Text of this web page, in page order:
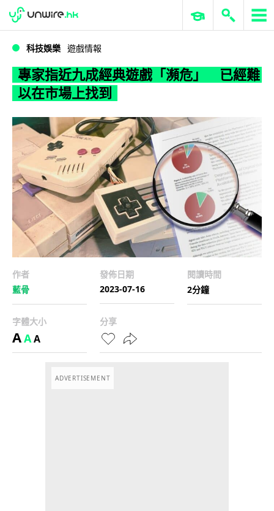
WWDC 2026 ERP 與商業 AI
科技娛樂 遊戲情報
專家指近九成經典遊戲「瀕危」 已經難
以在市場上找到
作者
藍骨
發佈日期
2023-07-16
閱讀時間
2分鐘
字體大小
AAA
分享
ADVERTISEMENT